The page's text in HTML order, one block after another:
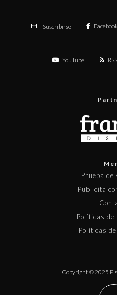
Suscribirse
YouTube RSS
Prueba de
Publicita
Políticas de
Políticas
Copyright © 2025